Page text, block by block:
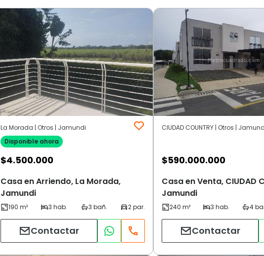
La Morada | Otros | Jamundi
Disponible ahora
$4.500.000
Casa en Arriendo, La Morada,
Jamundi
Contactar
CIUDAD COUNTRY | Otros |
$590.000.000
Casa en Venta, CIUDAD
Jamundi
Contactar